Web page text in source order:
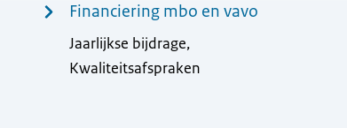
Financiering mbo en vavo
Jaarlijkse bijdrage,
Kwaliteitsafspraken